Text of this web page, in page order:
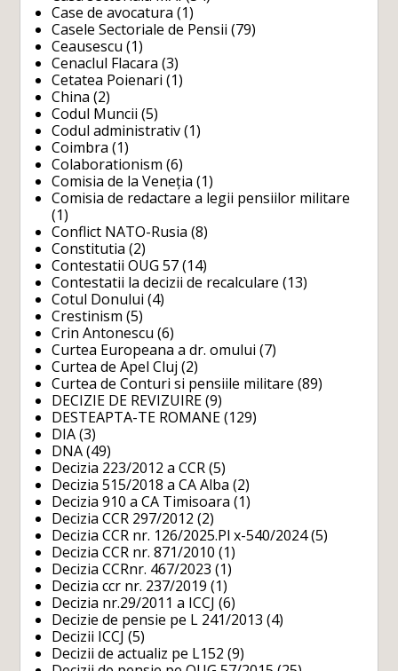
Case de avocatura (1)
Casele Sectoriale de Pensii (79)
Ceausescu (1)
Cenaclul Flacara (3)
Cetatea Poienari (1)
China (2)
Codul Muncii (5)
Codul administrativ (1)
Coimbra (1)
Colaborationism (6)
Comisia de la Veneția (1)
Comisia de redactare a legii pensiilor militare
(1)
Conflict NATO-Rusia (8)
Constitutia (2)
Contestatii OUG 57 (14)
Contestatii la decizii de recalculare (13)
Cotul Donului (4)
Crestinism (5)
Crin Antonescu (6)
Curtea Europeana a dr. omului (7)
Curtea de Apel Cluj (2)
Curtea de Conturi si pensiile militare (89)
DECIZIE DE REVIZUIRE (9)
DESTEAPTA-TE ROMANE (129)
DIA (3)
DNA (49)
Decizia 223/2012 a CCR (5)
Decizia 515/2018 a CA Alba (2)
Decizia 910 a CA Timisoara (1)
Decizia CCR 297/2012 (2)
Decizia CCR nr. 126/2025.Pl x-540/2024(5)
Decizia CCR nr. 871/2010 (1)
Decizia CCRnr. 467/2023 (1)
Decizia ccr nr. 237/2019 (1)
Decizia nr.29/2011 a ICCJ (6)
Decizie de pensie pe L 241/2013 (4)
Decizii ICCJ (5)
Decizii de actualiz pe L152 (9)